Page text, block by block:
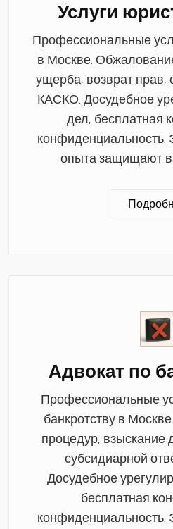
Услуги
Профессиональные
в Москве.
ущерба, возврат
КАСКО. Досудебное
дел, бесплатная
конфиденциальность.
опыта защищают
Адвокат по
Профессиональные
банкротству в
процедур, взыскание
субсидиарной
Досудебное
бесплатная
конфиденциальность.